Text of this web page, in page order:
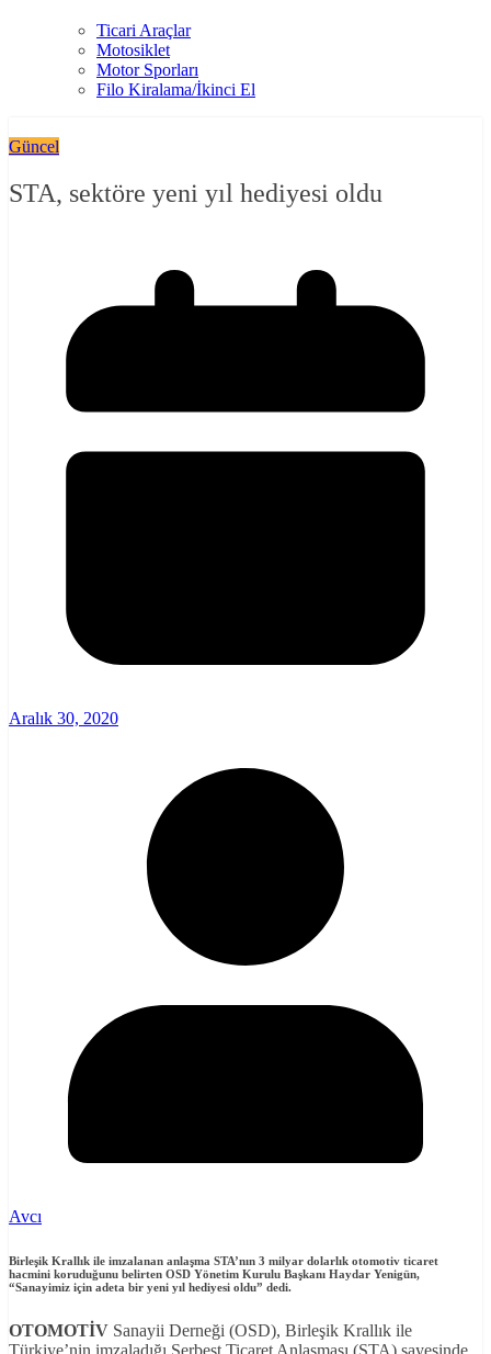
Ticari Araçlar
Motosiklet
Motor Sporları
Filo Kiralama/İkinci El
Güncel
STA, sektöre yeni yıl hediyesi oldu
Aralık 30, 2020
Avcı
Birleşik Krallık ile imzalanan anlaşma STA’nın 3 milyar dolarlık otomotiv ticaret
hacmini koruduğunu belirten OSD Yönetim Kurulu Başkanı Haydar Yenigün,
“Sanayimiz için adeta bir yeni yıl hediyesi oldu” dedi.
OTOMOTİV Sanayii Derneği (OSD), Birleşik Krallık ile
Türkiye’nin imzaladığı Serbest Ticaret Anlaşması (STA) sayesinde